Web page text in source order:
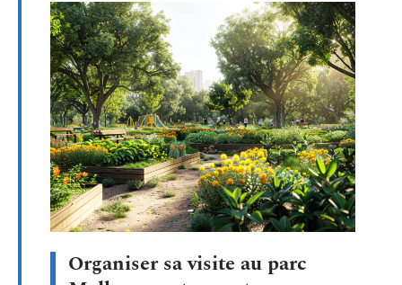
Organiser sa visite au parc